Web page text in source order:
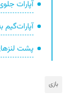
آپارات
آپارات‌گیم
پشت
بازی